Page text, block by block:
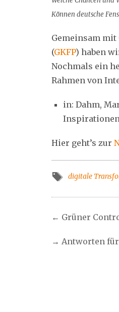
Können deutsche
Gemeinsam
(GKFP) haben
Nochmals ein
Rahmen von
in: Dahm,
Inspirationen
Hier geht’s zur
digitale
← Grüner
→ Antworten